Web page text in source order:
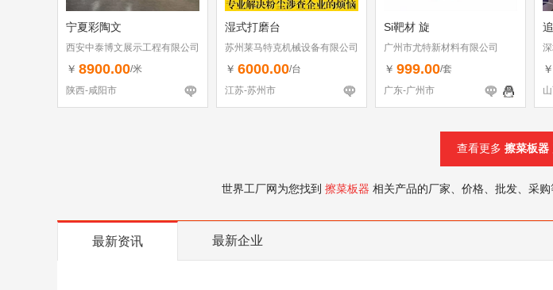
宁夏彩陶文
西安中泰博文展示工程有限公司
￥ 8900.00/米
陕西-咸阳市
湿式打磨台
苏州莱马特克机械设备有限公司
￥ 6000.00/台
江苏-苏州市
Si靶材 旋
广州市尤特新材料有限公司
￥ 999.00/套
广东-广州市
￥
查看更多 擦菜板器
世界工厂网为您找到 擦菜板器 相关产品的厂家、价格、批发、采
最新资讯 最新企业